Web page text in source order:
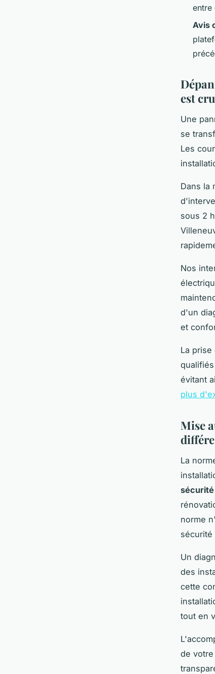
entre
Avis
est
Une
se
Les
Dans la
sous 2
Nos
d'un
et
La
évitant
plus
Mise
La
norme
sécurité
Un
des
cette
tout en
de